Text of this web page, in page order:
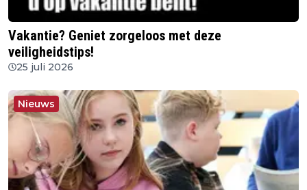
Vakantie? Geniet zorgeloos met deze
veiligheidstips!
25 juli 2026
Nieuws